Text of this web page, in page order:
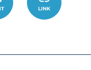
ordera-